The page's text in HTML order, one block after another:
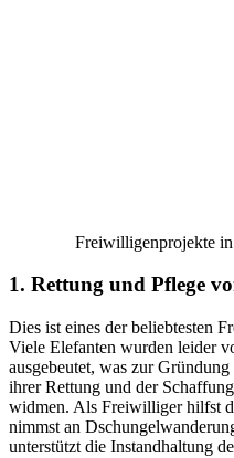
Freiwilligenprojekte
1. Rettung und Pflege
Dies ist eines der beliebtesten
Viele Elefanten wurden leider
ausgebeutet, was zur
ihrer Rettung und der
widmen. Als Freiwilliger hilfst
nimmst an
unterstützt die Instandhaltung